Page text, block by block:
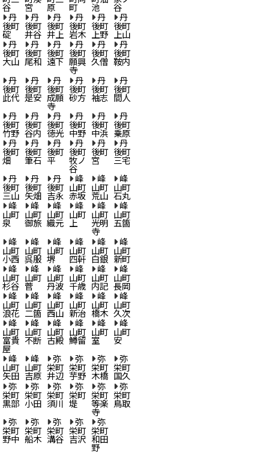
谷 宮 原 町 池 谷
丹
後町
碇
丹
後町
井谷
丹
後町
井上
丹
後町
岩木
丹
後町
上野
丹
後町
上山
丹
後町
大山
丹
後町
尾和
丹
後町
遠下
丹
後町
願興
寺
丹
後町
久僧
丹
後町
鞍内
丹
後町
此代
丹
後町
是安
丹
後町
成願
寺
丹
後町
砂方
丹
後町
袖志
丹
後町
間人
丹
後町
竹野
丹
後町
谷内
丹
後町
徳光
丹
後町
中野
丹
後町
中浜
丹
後町
乗原
丹
後町
畑
丹
後町
筆石
丹
後町
平
丹
後町
牧ノ
谷
丹
後町
宮
丹
後町
三宅
丹
後町
三山
丹
後町
矢畑
丹
後町
吉永
峰
山町
赤坂
峰
山町
荒山
峰
山町
石丸
峰
山町
泉
峰
山町
御旅
峰
山町
織元
峰
山町
上
峰
山町
光明
寺
峰
山町
五箇
峰
山町
小西
峰
山町
呉服
峰
山町
堺
峰
山町
四軒
峰
山町
白銀
峰
山町
新町
峰
山町
杉谷
峰
山町
菅
峰
山町
丹波
峰
山町
千歳
峰
山町
内記
峰
山町
長岡
峰
山町
浪花
峰
山町
二箇
峰
山町
西山
峰
山町
新治
峰
山町
橋木
峰
山町
久次
峰
山町
富貴
屋
峰
山町
不断
峰
山町
古殿
峰
山町
鱒留
峰
山町
室
峰
山町
安
峰
山町
矢田
峰
山町
吉原
弥
栄町
井辺
弥
栄町
芋野
弥
栄町
木橋
弥
栄町
国久
弥
栄町
黒部
弥
栄町
小田
弥
栄町
須川
弥
栄町
堤
弥
栄町
等楽
寺
弥
栄町
鳥取
弥
栄町
野中
弥
栄町
船木
弥
栄町
溝谷
弥
栄町
吉沢
弥
栄町
和田
野